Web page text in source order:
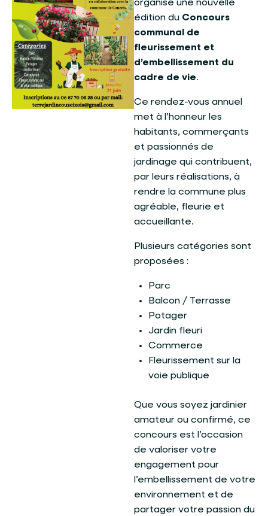
organise une nouvelle
édition du Concours
communal de
fleurissement et
d’embellissement du
cadre de vie.
Ce rendez-vous annuel
met à l’honneur les
habitants, commerçants
et passionnés de
jardinage qui contribuent,
par leurs réalisations, à
rendre la commune plus
agréable, fleurie et
accueillante.
Plusieurs catégories sont
proposées :
Parc
Balcon / Terrasse
Potager
Jardin fleuri
Commerce
Fleurissement sur la
voie publique
Que vous soyez jardinier
amateur ou confirmé, ce
concours est l’occasion
de valoriser votre
engagement pour
l’embellissement de votre
environnement et de
partager votre passion du